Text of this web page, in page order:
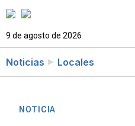
9 de agosto de 2026
Noticias Locales
NOTICIA